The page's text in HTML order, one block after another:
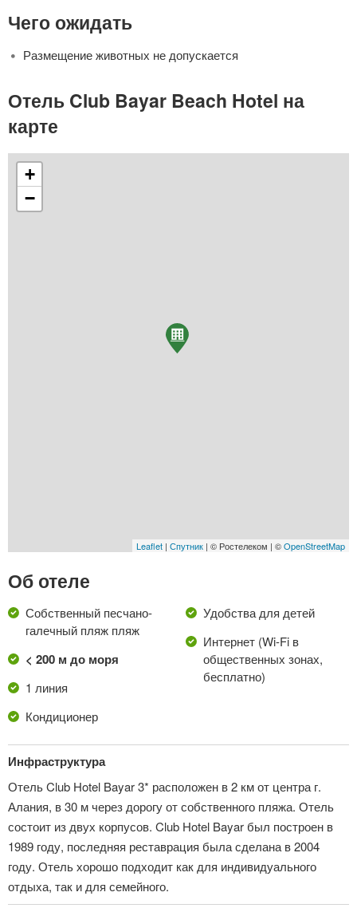
Чего ожидать
Размещение животных не допускается
Отель Club Bayar Beach Hotel на
карте
+
−
Leaflet | Спутник | © Ростелеком | ©OpenStreetMap
Об отеле
Собственный песчано-
галечный пляж пляж
< 200 м до моря
1 линия
Кондиционер
Удобства для детей
Интернет (Wi-Fi в
общественных зонах,
бесплатно)
Инфраструктура
Отель Club Hotel Bayar 3* расположен в 2 км от центра г.
Алания, в 30 м через дорогу от собственного пляжа. Отель
состоит из двух корпусов. Club Hotel Bayar был построен в
1989 году, последняя реставрация была сделана в 2004
году. Отель хорошо подходит как для индивидуального
отдыха, так и для семейного.